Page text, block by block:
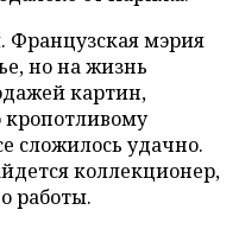
Французская мэрия
но на жизнь
картин,
кропотливому
сложилось удачно.
коллекционер,
работы.